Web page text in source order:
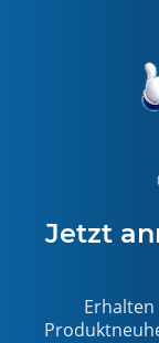
Jetzt
Erhalten